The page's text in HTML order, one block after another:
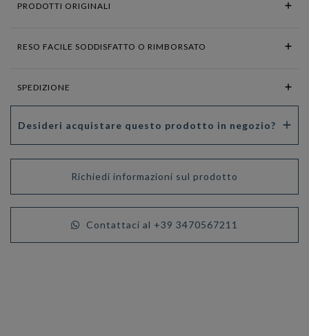
PRODOTTI ORIGINALI
RESO FACILE SODDISFATTO O RIMBORSATO
SPEDIZIONE
Desideri acquistare questo prodotto in negozio?
Richiedi informazioni sul prodotto
Contattaci al +39 3470567211